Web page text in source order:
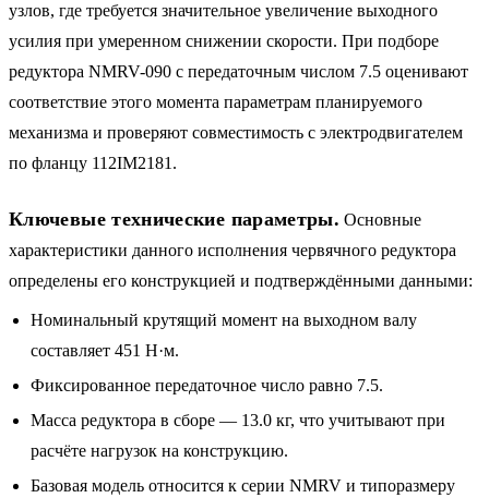
узлов, где требуется значительное увеличение выходного
усилия при умеренном снижении скорости. При подборе
редуктора NMRV-090 с передаточным числом 7.5 оценивают
соответствие этого момента параметрам планируемого
механизма и проверяют совместимость с электродвигателем
по фланцу 112IM2181.
Ключевые технические параметры. Основные
характеристики данного исполнения червячного редуктора
определены его конструкцией и подтверждёнными данными:
Номинальный крутящий момент на выходном валу
составляет 451 Н·м.
Фиксированное передаточное число равно 7.5.
Масса редуктора в сборе — 13.0 кг, что учитывают при
расчёте нагрузок на конструкцию.
Базовая модель относится к серии NMRV и типоразмеру